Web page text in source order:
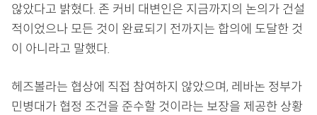
않았다고 밝혔다. 존 커비 대변인은 지금까지의 논의가 건설
적이었으나 모든 것이 완료되기 전까지는 합의에 도달한 것
이 아니라고 말했다.
헤즈볼라는 협상에 직접 참여하지 않았으며, 레바논 정부가
민병대가 협정 조건을 준수할 것이라는 보장을 제공한 상황